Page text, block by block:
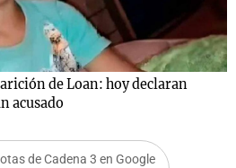
de Loan: hoy declaran
acusado
de Cadena 3 en Google